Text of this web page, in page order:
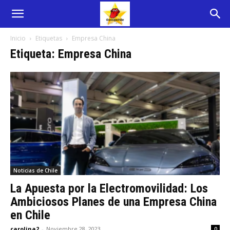
Inicio Etiquetas Empresa China
Etiqueta: Empresa China
Noticias de Chile
La Apuesta por la Electromovilidad: Los
Ambiciosos Planes de una Empresa China
en Chile